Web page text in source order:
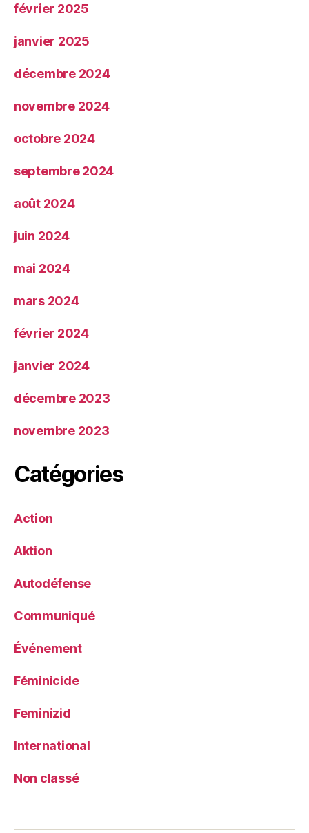
février 2025
janvier 2025
décembre 2024
novembre 2024
octobre 2024
septembre 2024
août 2024
juin 2024
mai 2024
mars 2024
février 2024
janvier 2024
décembre 2023
novembre 2023
Catégories
Action
Aktion
Autodéfense
Communiqué
Événement
Féminicide
Feminizid
International
Non classé